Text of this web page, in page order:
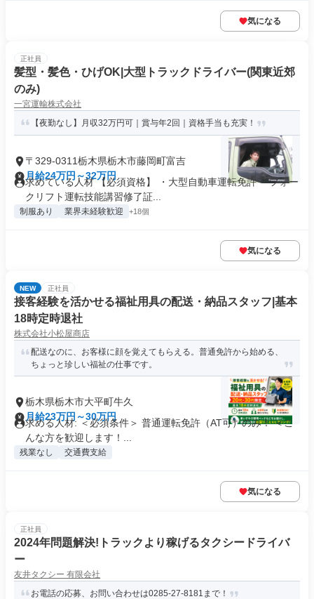
気になる
正社員
髪型・髪色・ひげOK|大型トラックドライバー(関東近郊
のみ)
一宮運輸株式会社
【夜勤なし】月収32万円可｜賞与年2回｜資格手当も充実！
〒329-0311栃木県栃木市藤岡町富吉
月給24万円～32万円
求めている人材 【必須資格】 ・大型自動車運転免許 ・フォー
クリフト運転技能講習修了証...
制服あり 業界未経験歓迎 +18個
気になる
NEW 正社員
接客経験を活かせる福祉用具の配送・納品スタッフ|基本
18時定時退社
株式会社小松屋商店
配送なのに、お客様に顔を覚えてもらえる。普通免許から始める、
ちょっと珍しい福祉の仕事です。
栃木県栃木市大平町牛久
月給23万円～30万円
求める人材: ＜必須条件＞ 普通運転免許（AT可）のみ！ ＜こ
んな方を歓迎します！...
残業なし 交通費支給
気になる
正社員
2024年問題解決!トラックより稼げるタクシードライバ
ー
友井タクシー 有限会社
お電話の応募、お問い合わせは0285-27-8181まで！